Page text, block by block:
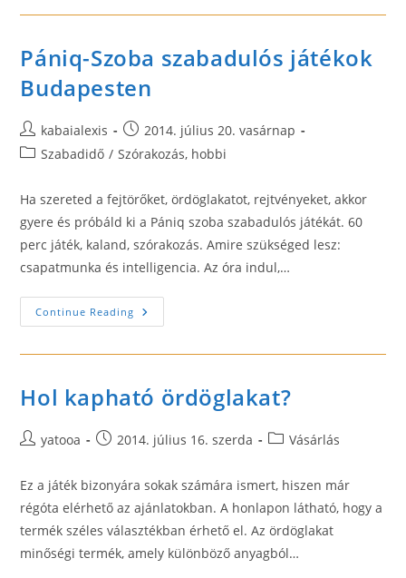
Bratz
Pániq-Szoba szabadulós játékok
Budapesten
Post
author:
kabaialexis
Post
published:
2014. július 20. vasárnap
PostSzabadidő / Szórakozás, hobbi
Ha szereted a fejtörőket, ördöglakatot, rejtvényeket, akkor
gyere és próbáld ki a Pániq szoba szabadulós játékát. 60
perc játék, kaland, szórakozás. Amire szükséged lesz:
csapatmunka és intelligencia. Az óra indul,…
Continue Reading Pániq-
Szoba
Játékok
Hol kapható ördöglakat?
Postyatooa
Post2014. július 16. szerda
PostVásárlás
Ez a játék bizonyára sokak számára ismert, hiszen már
régóta elérhető az ajánlatokban. A honlapon látható, hogy a
termék széles választékban érhető el. Az ördöglakat
minőségi termék, amely különböző anyagból…